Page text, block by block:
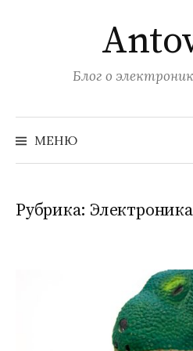
содержимому
Блог о
МЕНЮ
Рубрика: Электроника